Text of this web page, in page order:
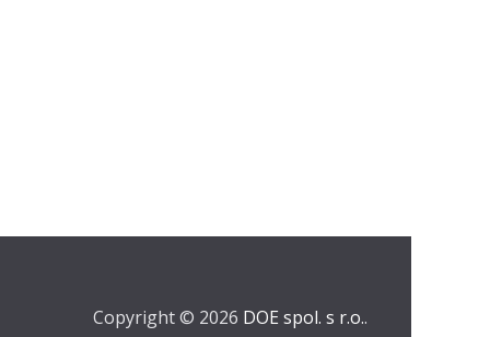
Copyright © 2026 DOE spol. s r.o..